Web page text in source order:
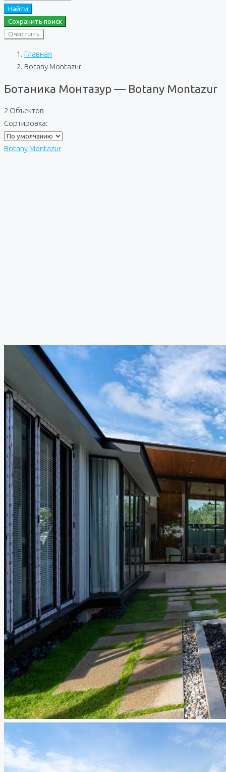
Найти
Сохранить поиск
Очистить
Главная
Botany Montazur
Ботаника Монтазур — Botany Montazur
2 Объектов
Сортировка:
Botany Montazur